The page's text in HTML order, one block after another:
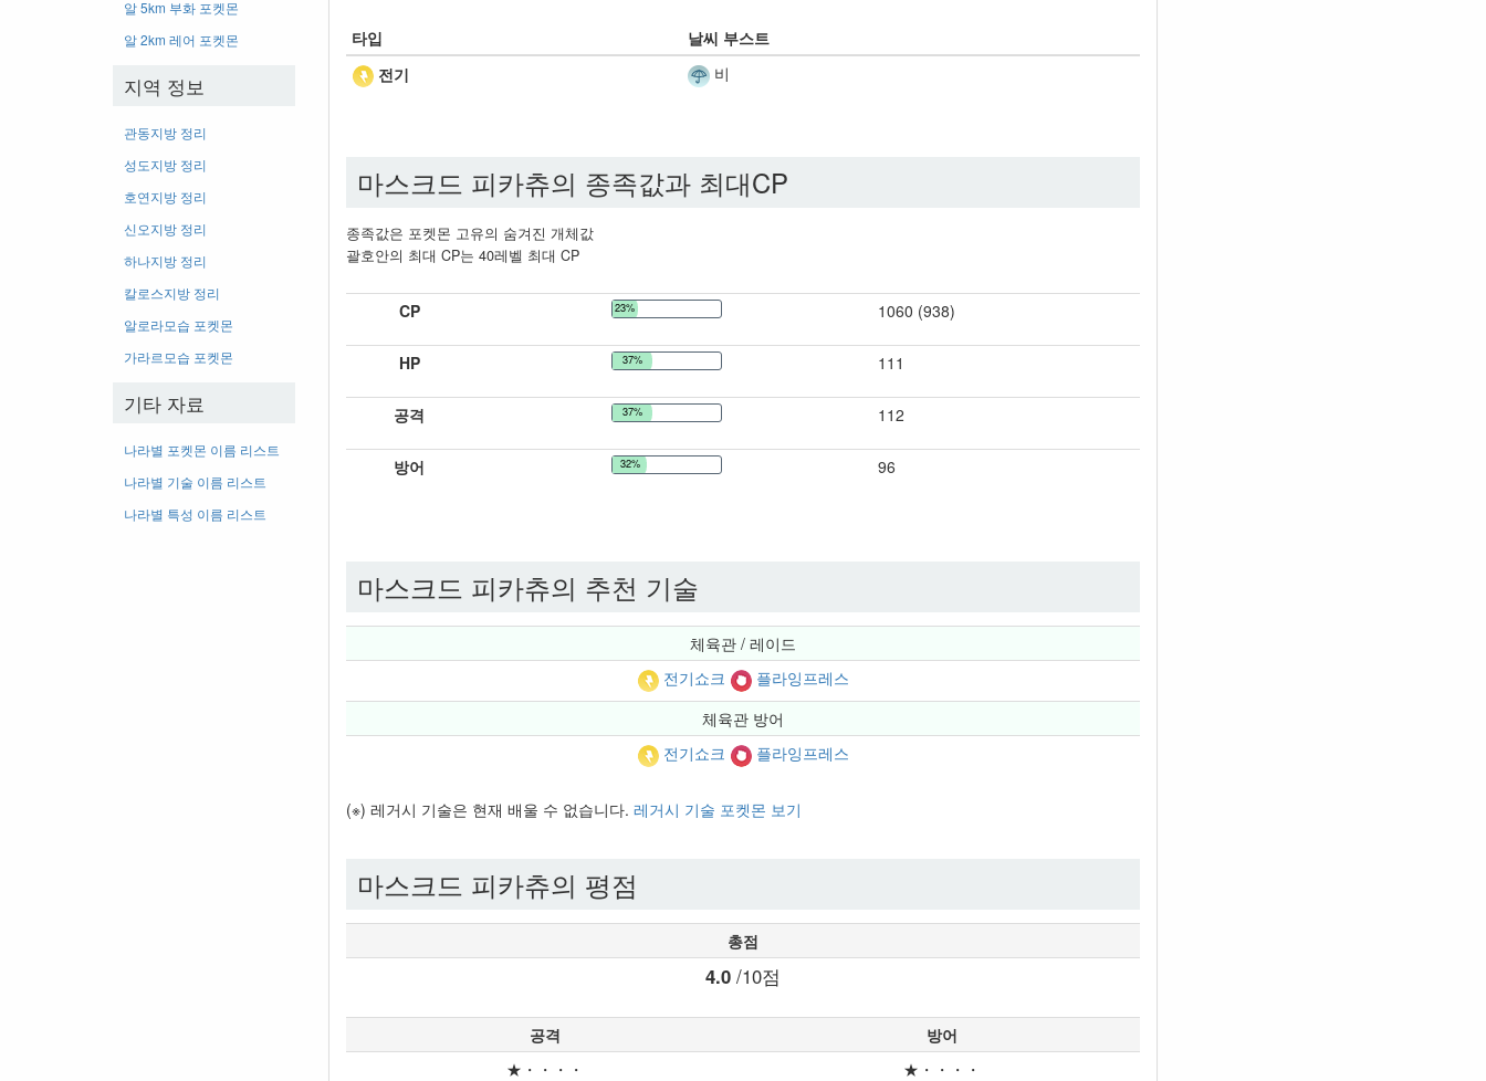
알 5km 부화 포켓몬
알 2km 레어 포켓몬
지역 정보
관동지방 정리
성도지방 정리
호연지방 정리
신오지방 정리
하나지방 정리
칼로스지방 정리
알로라모습 포켓몬
가라르모습 포켓몬
기타 자료
나라별 포켓몬 이름 리스트
나라별 기술 이름 리스트
나라별 특성 이름 리스트
타입
날씨 부스트
전기
비
마스크드 피카츄의 종족값과 최대CP
종족값은 포켓몬 고유의 숨겨진 개체값
괄호안의 최대 CP는 40레벨 최대 CP
CP 23% 1060 (938)
HP 37% 111
공격 37% 112
방어 32% 96
마스크드 피카츄의 추천 기술
체육관 / 레이드
전기쇼크
플라잉프레스
체육관 방어
전기쇼크
플라잉프레스
(※) 레거시 기술은 현재 배울 수 없습니다. 레거시 기술 포켓몬 보기
마스크드 피카츄의 평점
총점
4.0 /10점
공격
방어
★・・・・
★・・・・